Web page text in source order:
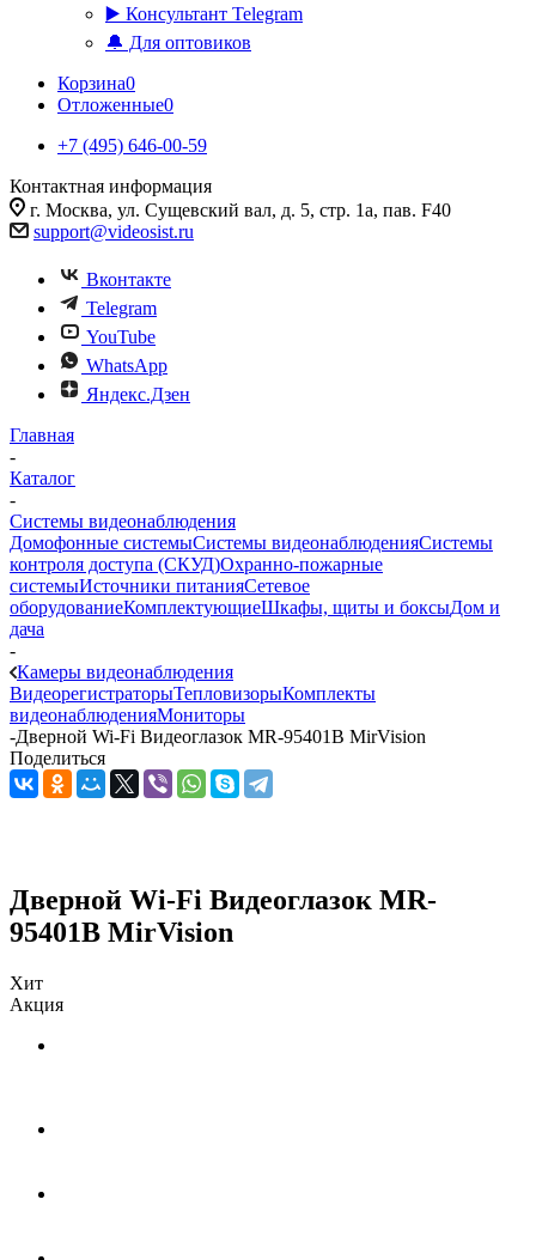
▶️ Консультант Telegram
🔔 Для оптовиков
Корзина0
Отложенные0
+7 (495) 646-00-59
Контактная информация
г. Москва, ул. Сущевский вал, д. 5, стр. 1а, пав. F40
support@videosist.ru
Вконтакте
Telegram
YouTube
WhatsApp
Яндекс.Дзен
Главная
-
Каталог
-
Системы видеонаблюдения
Домофонные системыСистемы видеонаблюденияСистемы
контроля доступа (СКУД)Охранно-пожарные
системыИсточники питанияСетевое
оборудованиеКомплектующиеШкафы, щиты и боксыДом и
дача
-
Камеры видеонаблюдения
ВидеорегистраторыТепловизорыКомплекты
видеонаблюденияМониторы
-Дверной Wi-Fi Видеоглазок MR-95401B MirVision
Поделиться
Дверной Wi-Fi Видеоглазок MR-
95401B MirVision
Хит
Акция